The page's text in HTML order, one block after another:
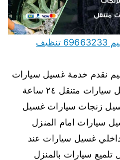
غسيل سيارات متنقل النسيم 69663233 تنظيف
نقدم خدمة غسيل سيارات
غسيل سيارات بالمنزلغسيل سيارات متنقل ٢٤ ساعة
زنجات سيارات غسيل
سيارات امام المنزل
غسيل سيارات عند
سيارات بالمنزل